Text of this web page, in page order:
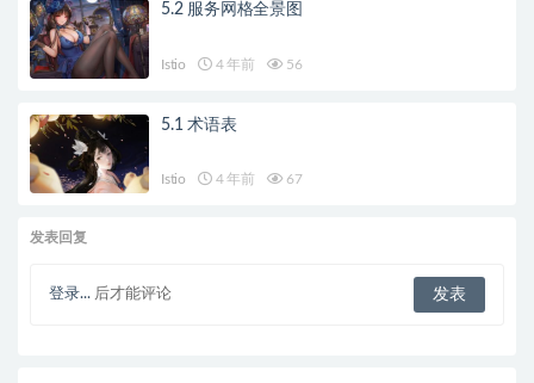
5.2 服务网格全景图
Istio 4 年前 56
5.1 术语表
Istio 4 年前 67
发表回复
登录... 后才能评论